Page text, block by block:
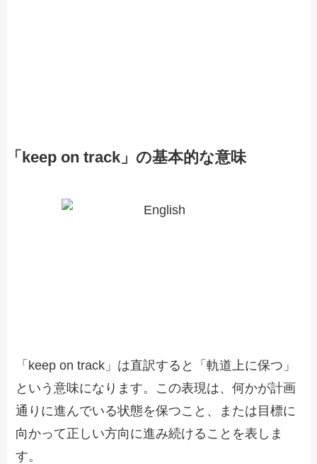
「keep on track」の基本的な意味
「keep on track」は直訳すると「軌道上に保つ」
という意味になります。この表現は、何かが計画
通りに進んでいる状態を保つこと、または目標に
向かって正しい方向に進み続けることを表しま
す。